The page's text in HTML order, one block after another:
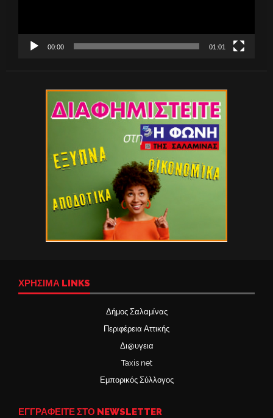
00:00 01:01
ΧΡΉΣΙΜΑ LINKS
Δήμος Σαλαμίνας
Περιφέρεια Αττικής
Δι@υγεια
Taxis net
Εμπορικός Σύλλογος
ΕΓΓΡΑΦΕΙΤΕ ΣΤΟ NEWSLETTER